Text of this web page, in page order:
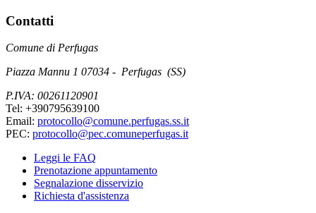
Contatti
Comune di Perfugas
Piazza Mannu 1 07034 - Perfugas (SS)
P.IVA: 00261120901
Tel: +390795639100
Email: protocollo@comune.perfugas.ss.it
PEC: protocollo@pec.comuneperfugas.it
Leggi le FAQ
Prenotazione appuntamento
Segnalazione disservizio
Richiesta d'assistenza